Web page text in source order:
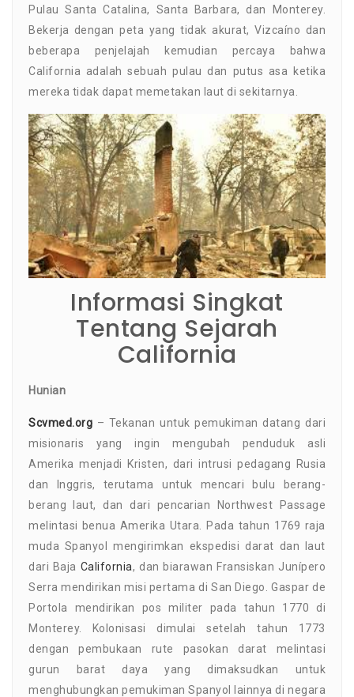
Pulau Santa Catalina, Santa Barbara, dan Monterey.
Bekerja dengan peta yang tidak akurat, Vizcaíno dan
beberapa penjelajah kemudian percaya bahwa
California adalah sebuah pulau dan putus asa ketika
mereka tidak dapat memetakan laut di sekitarnya.
Informasi Singkat
Tentang Sejarah
California
Hunian
Scvmed.org – Tekanan untuk pemukiman datang dari
misionaris yang ingin mengubah penduduk asli
Amerika menjadi Kristen, dari intrusi pedagang Rusia
dan Inggris, terutama untuk mencari bulu berang-
berang laut, dan dari pencarian Northwest Passage
melintasi benua Amerika Utara. Pada tahun 1769 raja
muda Spanyol mengirimkan ekspedisi darat dan laut
dari Baja California, dan biarawan Fransiskan Junípero
Serra mendirikan misi pertama di San Diego. Gaspar de
Portola mendirikan pos militer pada tahun 1770 di
Monterey. Kolonisasi dimulai setelah tahun 1773
dengan pembukaan rute pasokan darat melintasi
gurun barat daya yang dimaksudkan untuk
menghubungkan pemukiman Spanyol lainnya di negara